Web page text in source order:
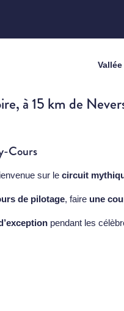
à 15 km de
Cours
sur le circuit
de pilotage, faire une
pendant les